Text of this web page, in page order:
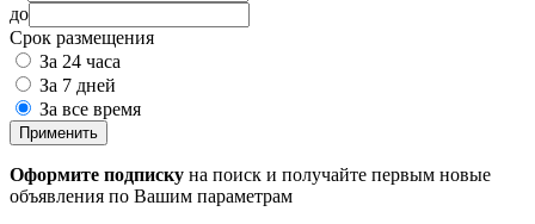
до
Срок размещения
За 24 часа
За 7 дней
За все время
Применить
Оформите подписку на поиск и получайте первым новые
объявления по Вашим параметрам